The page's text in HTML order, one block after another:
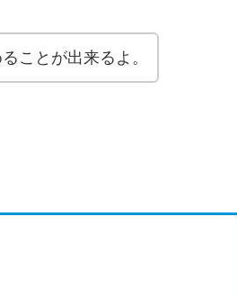
ことが出来るよ。